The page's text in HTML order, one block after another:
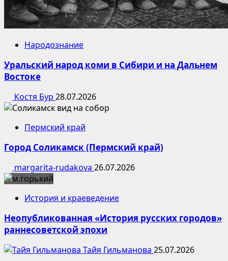
Народознание
Уральский народ коми в Сибири и на Дальнем
Востоке
Костя Бур 28.07.2026
Пермский край
Город Соликамск (Пермский край)
margarita-rudakova 26.07.2026
История и краеведение
Неопубликованная «История русских городов»
раннесоветской эпохи
Тайя Гильманова 25.07.2026